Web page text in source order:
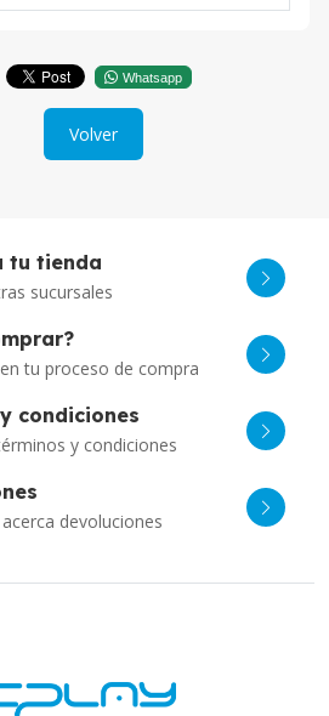
Whatsapp
Volver
tu tienda
sucursales
tu proceso de compra
condiciones
y condiciones
devoluciones